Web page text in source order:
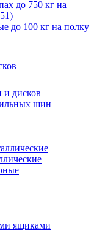
до 750 кг на
до 100 кг на полку
дисков
шин
ящиками